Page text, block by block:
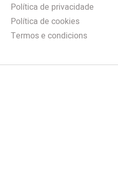
Política de privacidade
Política de cookies
Termos e condicions